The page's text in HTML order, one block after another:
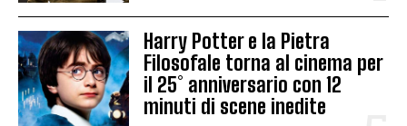
Harry Potter e la Pietra
Filosofale torna al cinema per
il 25° anniversario con 12
minuti di scene inedite